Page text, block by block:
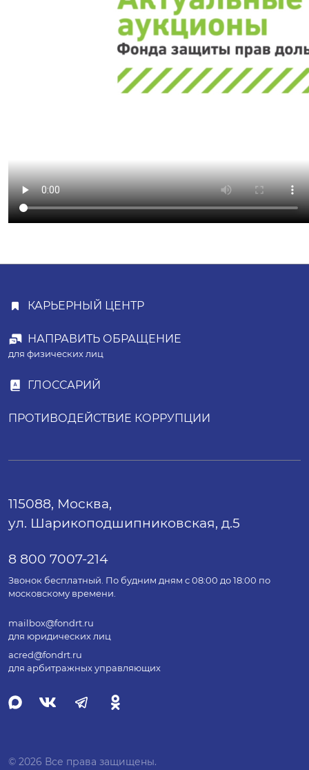
КАРЬЕРНЫЙ ЦЕНТР
НАПРАВИТЬ ОБРАЩЕНИЕ
для физических лиц
ГЛОССАРИЙ
ПРОТИВОДЕЙСТВИЕ КОРРУПЦИИ
115088, Москва,
ул. Шарикоподшипниковская, д.5
8 800 7007-214
Звонок бесплатный. По будним дням с 08:00 до 18:00 по
московскому времени.
mailbox@fondrt.ru
для юридических лиц
acred@fondrt.ru
для арбитражных управляющих
© 2026 Все права защищены.